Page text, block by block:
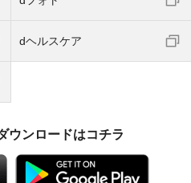
dヘルスケア
ウンロードはコチラ